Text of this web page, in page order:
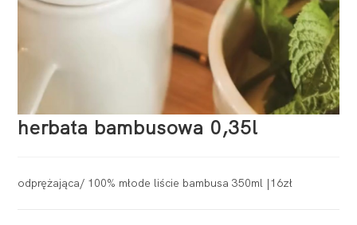
herbata bambusowa 0,35l
odprężająca/ 100% młode liście bambusa 350ml |16zł